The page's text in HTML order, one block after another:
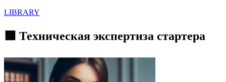
LIBRARY
🟩 Техническая экспертиза стартера